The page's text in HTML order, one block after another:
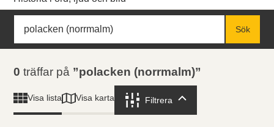
Sök
Sök
Sökresultat
0 träffar på polacken (norrmalm)
Visa lista Visa karta Filtrera